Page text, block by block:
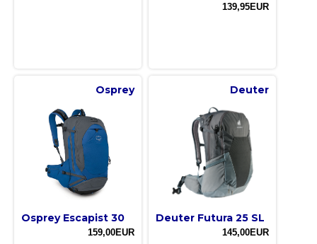
139,95EUR
Osprey
Osprey Escapist 30
159,00EUR
Deuter
Deuter Futura 25 SL
145,00EUR